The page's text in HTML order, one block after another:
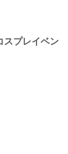
スプレイベン